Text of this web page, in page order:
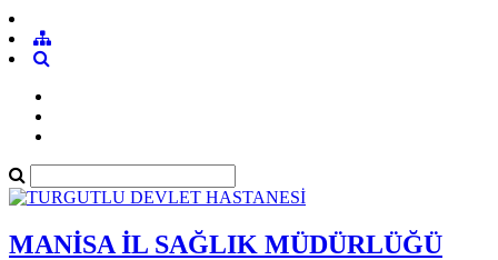
MANİSA İL SAĞLIK MÜDÜRLÜĞÜ